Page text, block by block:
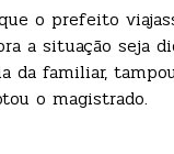
o prefeito
a situação seja
da familiar,
o magistrado.